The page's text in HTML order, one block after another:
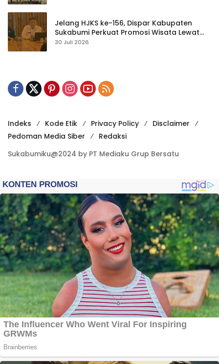
Jelang HJKS ke-156, Dispar Kabupaten
Sukabumi Perkuat Promosi Wisata Lewat
Publikasi Digital
30 Juli 2026
Indeks Kode Etik Privacy Policy
Disclaimer
Pedoman Media Siber
Redaksi
Sukabumiku@2024 by PT Mediaku Grup Bersatu